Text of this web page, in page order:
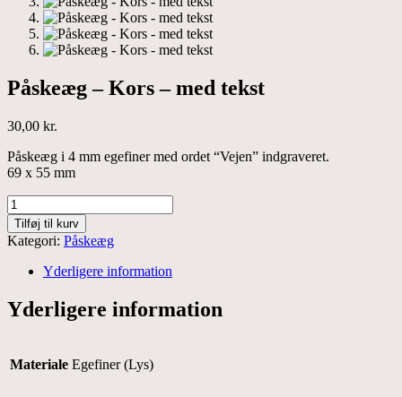
Påskeæg – Kors – med tekst
30,00 kr.
Påskeæg i 4 mm egefiner med ordet “Vejen” indgraveret.
69 x 55 mm
Påskeæg
-
Kors
-
med
antal
Tilføj til kurv
Kategori: Påskeæg
Yderligere information
Yderligere information
Materiale Egefiner (Lys)